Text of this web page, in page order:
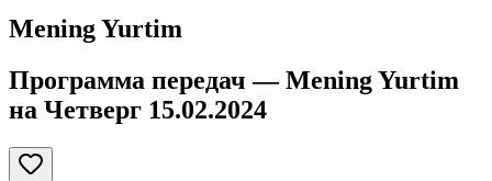
Mening Yurtim
Программа передач —Mening Yurtim
на Четверг 15.02.2024